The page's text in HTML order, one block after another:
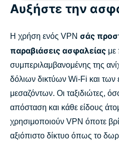
Αυξήστε την
Η χρήση ενός VPN σάς
παραβιάσεις ασφαλείας με
συμπεριλαμβανομένης της
δόλιων δικτύων Wi-Fi και
μεσαζόντων. Οι ταξιδιώτες,
απόσταση και κάθε είδους
χρησιμοποιούν VPN όποτε
αξιόπιστο δίκτυο όπως το